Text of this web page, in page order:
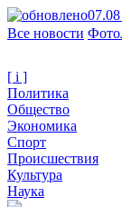
Все новости
[ i ]
Политика
Общество
Экономика
Спорт
Происшествия
Культура
Наука